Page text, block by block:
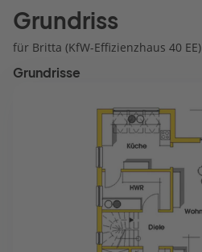
Grundriss
für Britta (KfW-Effizienzhaus 40 EE)
Grundrisse